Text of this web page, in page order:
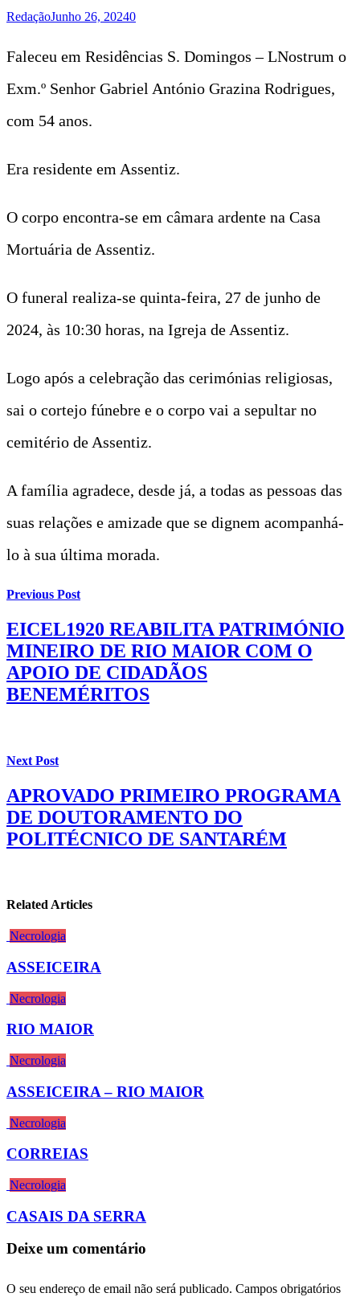
RedaçãoJunho 26, 20240
Faleceu em Residências S. Domingos – LNostrum o
Exm.º Senhor Gabriel António Grazina Rodrigues,
com 54 anos.
Era residente em Assentiz.
O corpo encontra-se em câmara ardente na Casa
Mortuária de Assentiz.
O funeral realiza-se quinta-feira, 27 de junho de
2024, às 10:30 horas, na Igreja de Assentiz.
Logo após a celebração das cerimónias religiosas,
sai o cortejo fúnebre e o corpo vai a sepultar no
cemitério de Assentiz.
A família agradece, desde já, a todas as pessoas das
suas relações e amizade que se dignem acompanhá-
lo à sua última morada.
Previous Post
EICEL1920 REABILITA PATRIMÓNIO
MINEIRO DE RIO MAIOR COM O
APOIO DE CIDADÃOS
BENEMÉRITOS
Next Post
APROVADO PRIMEIRO PROGRAMA
DE DOUTORAMENTO DO
POLITÉCNICO DE SANTARÉM
Related Articles
Necrologia
ASSEICEIRA
Necrologia
RIO MAIOR
Necrologia
ASSEICEIRA – RIO MAIOR
Necrologia
CORREIAS
Necrologia
CASAIS DA SERRA
Deixe um comentário
O seu endereço de email não será publicado. Campos obrigatórios